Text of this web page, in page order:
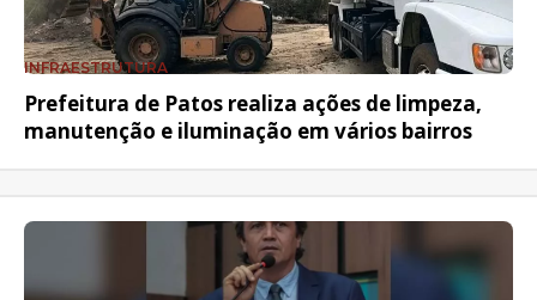
INFRAESTRUTURA
Prefeitura de Patos realiza ações de limpeza,
manutenção e iluminação em vários bairros